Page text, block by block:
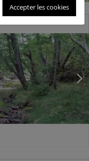
Accepter les cookies